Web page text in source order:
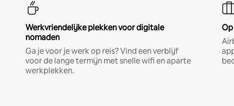
Werkvriendelijke plekken voor digitale
nomaden
Ga je voor je werk op reis? Vind een verblijf
voor de lange termijn met snelle wifi en aparte
werkplekken.